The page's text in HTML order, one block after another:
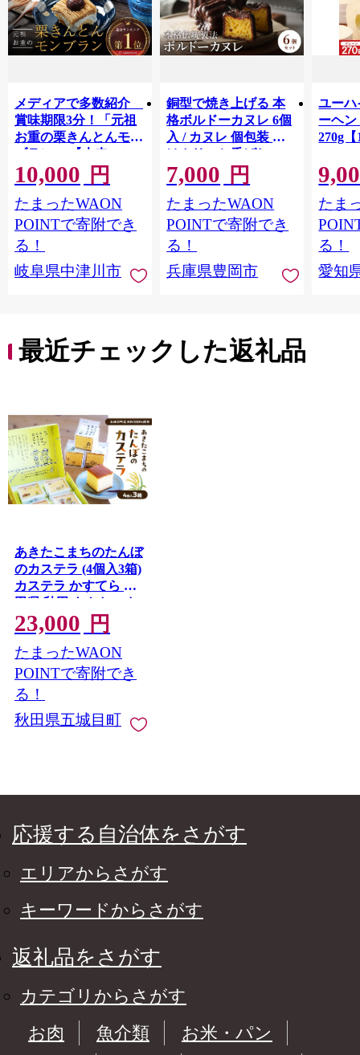
メディアで多数紹介
賞味期限3分！「元祖
お重の栗きんとんモン
ブラン」 【未来のご
褒美】スイーツ 栗 モ
ンブラン くりきんと
ん デザート ご褒美 お
取り寄せ くり お菓子
10,000 円
たまったWAON
POINTで寄附でき
る！
岐阜県中津川市
銅型で焼き上げる 本
格ボルドーカヌレ 6個
入 / カヌレ 個包装 外
はカリッと香ばしい
中はもっちり ラム酒
バニラ お取り寄せ ス
イーツ 焼き菓子 詰め
合わせ ホワイトデー
お返し 冷凍 手作り 化
粧箱入り ギフト TAS
BAKE
7,000 円
たまったWAON
POINTで寄附でき
る！
兵庫県豊岡市
ユーハ
ーヘ
270g【
たま
る！
愛知
最近チェックした返礼品
あきたこまちのたんぼ
のカステラ (4個入3箱)
カステラ かすてら 秋
田県 秋田 あきたこま
ち 田んぼ お菓子 スイ
ーツ
23,000 円
たまったWAON
POINTで寄附でき
る！
秋田県五城目町
応援する自治体をさがす
エリアからさがす
キーワードからさがす
返礼品をさがす
カテゴリからさがす
お肉
魚介類
お米・パン